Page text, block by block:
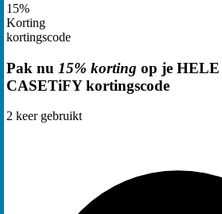
15%
Korting
kortingscode
Pak nu 15% korting op je HELE
CASETiFY kortingscode
2 keer gebruikt